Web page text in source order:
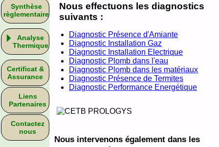
Synthèse
règlementaire
Analyse
Thermique
Certificat &
Assurance
Liens
Partenaires
Contactez
nous
Nous effectuons les diagnostics
suivants :
Diagnostic Présence d'Amiante
Diagnostic Installation Gaz
Diagnostic Installation Electrique
Diagnostic Plomb dans l'eau
Diagnostic Plomb dans les matériaux
Diagnostic Présence de Termites
Diagnostic Performance Energétique
Nous intervenons également dans les